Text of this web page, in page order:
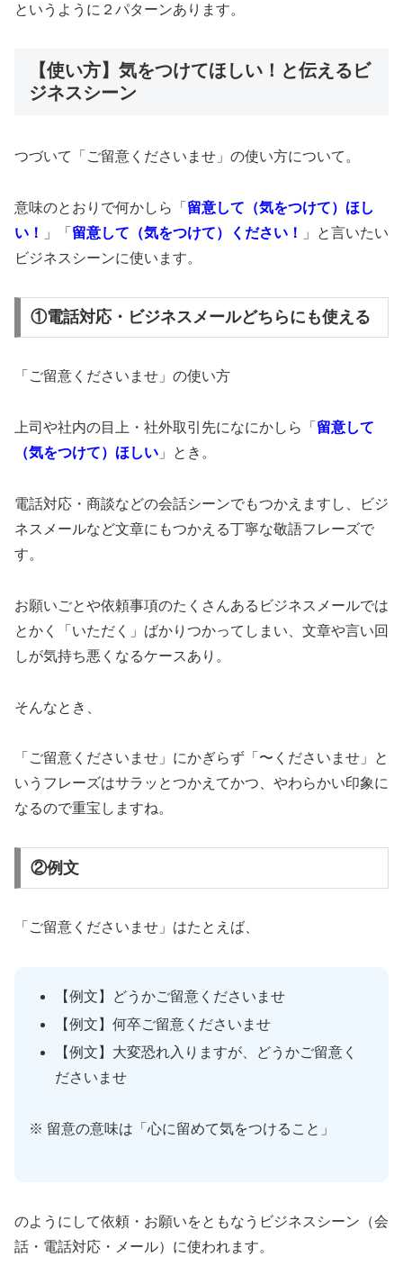
というように２パターンあります。
【使い方】気をつけてほしい！と伝えるビ
ジネスシーン
つづいて「ご留意くださいませ」の使い方について。
意味のとおりで何かしら「 留意して（気をつけて）ほし
い！
」「 留意して（気をつけて）ください！
」と言いたい
ビジネスシーンに使います。
①電話対応・ビジネスメールどちらにも使える
「ご留意くださいませ」の使い方
上司や社内の目上・社外取引先になにかしら「 留意して
（気をつけて）ほしい 」とき。
電話対応・商談などの会話シーンでもつかえますし、ビジ
ネスメールなど文章にもつかえる丁寧な敬語フレーズで
す。
お願いごとや依頼事項のたくさんあるビジネスメールでは
とかく「いただく」ばかりつかってしまい、文章や言い回
しが気持ち悪くなるケースあり。
そんなとき、
「ご留意くださいませ」にかぎらず「〜くださいませ」と
いうフレーズはサラッとつかえてかつ、やわらかい印象に
なるので重宝しますね。
②例文
「ご留意くださいませ」はたとえば、
【例文】どうかご留意くださいませ
【例文】何卒ご留意くださいませ
【例文】大変恐れ入りますが、どうかご留意く
ださいませ
※ 留意の意味は「心に留めて気をつけること」
のようにして依頼・お願いをともなうビジネスシーン（会
話・電話対応・メール）に使われます。